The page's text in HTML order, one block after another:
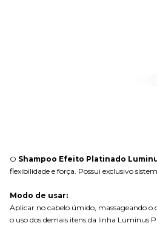
O Shampoo Efeito Platinado
flexibilidade e força. Possui exclusivo
Modo de usar:
Aplicar no cabelo úmido, massageando o
o uso dos demais itens da linha Luminus